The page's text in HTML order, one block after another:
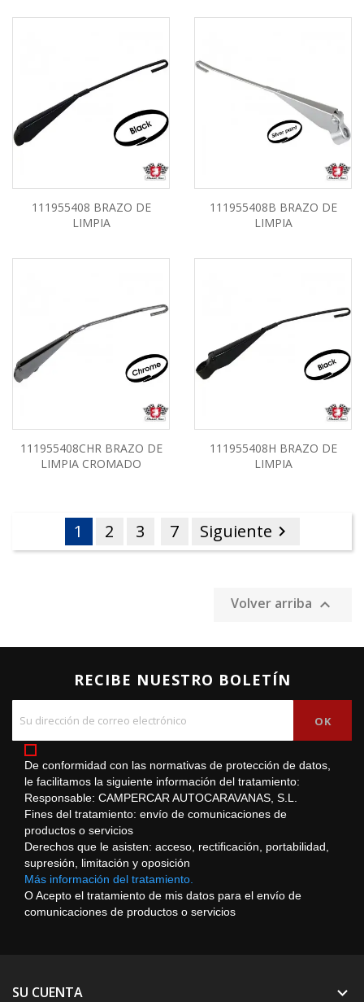
111955408 BRAZO DE
LIMPIA
111955408B BRAZO DE
LIMPIA
111955408CHR BRAZO DE
LIMPIA CROMADO
111955408H BRAZO DE
LIMPIA
1 2 3 7 Siguiente 
Volver arriba 
RECIBE NUESTRO BOLETÍN
De conformidad con las normativas de protección de datos,
le facilitamos la siguiente información del tratamiento:
Responsable: CAMPERCAR AUTOCARAVANAS, S.L.
Fines del tratamiento: envío de comunicaciones de
productos o servicios
Derechos que le asisten: acceso, rectificación, portabilidad,
supresión, limitación y oposición
Más información del tratamiento.
O Acepto el tratamiento de mis datos para el envío de
comunicaciones de productos o servicios
SU CUENTA 